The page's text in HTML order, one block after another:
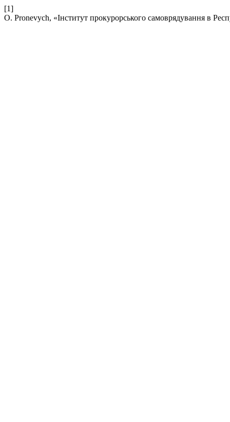
[1]
O. Pronevych, «Інститут прокурорського самоврядування в